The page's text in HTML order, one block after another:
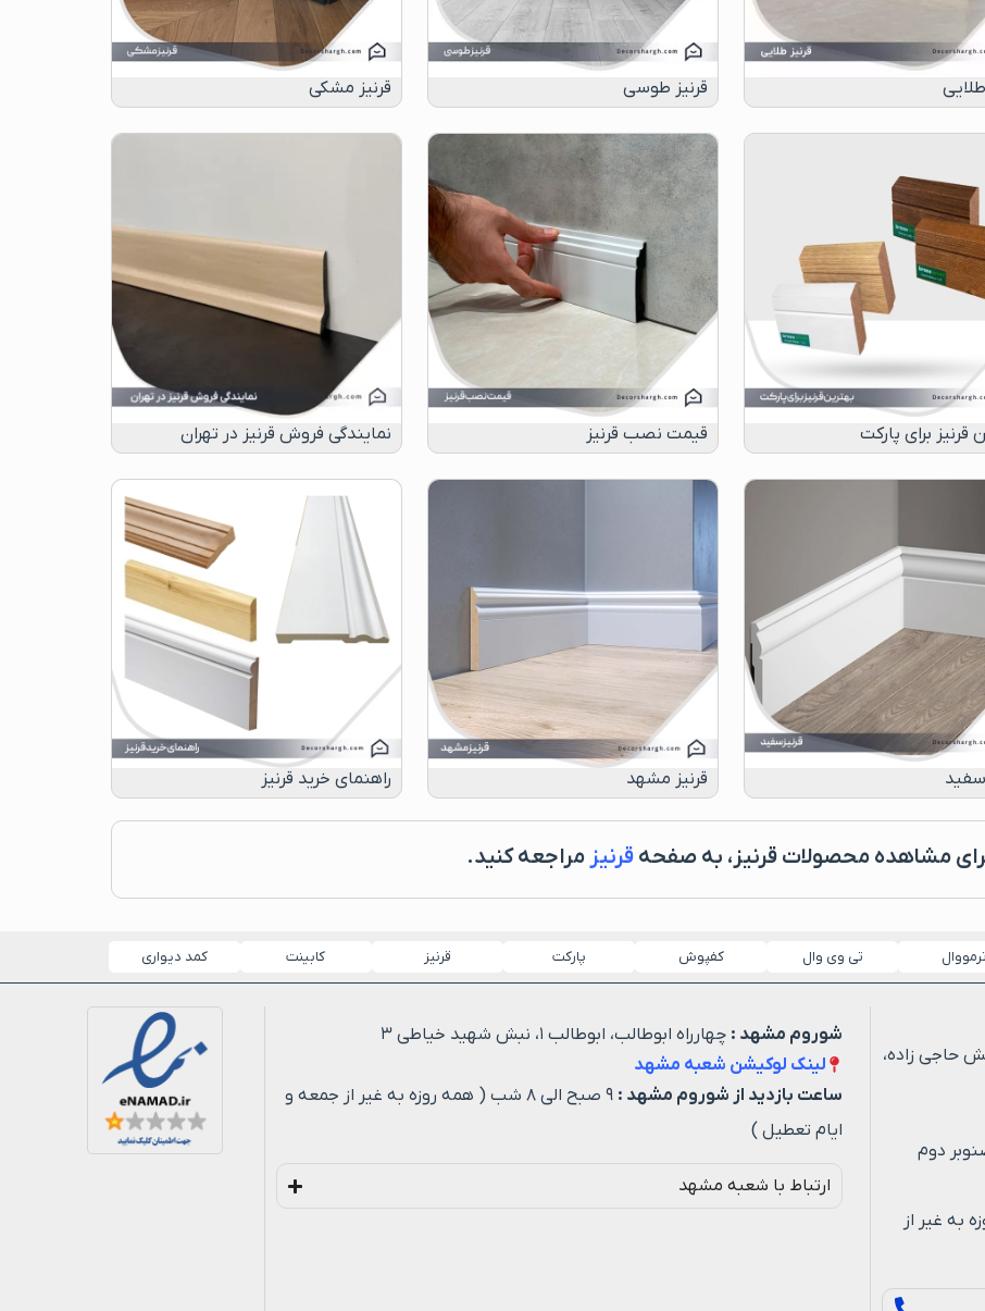
طلایی قرنیز طوسی قرنیز مشکی
قرنیز برای پارکت قیمت نصب قرنیز نمایندگی فروش قرنیز در تهران
سفید قرنیز مشهد راهنمای خرید قرنیز
مشاهده محصولات قرنیز، به صفحهقرنیزمراجعه کنید.
ترمووال تی وی وال کفپوش پارکت قرنیز کابینت کمد دیواری
حاجی زاده،
دوم
روزه به غیر از
شوروم مشهد : چهارراه ابوطالب، ابوطالب ۱، نبش شهید خیاطی ۳
لینک لوکیشن شعبه مشهد
ساعت بازدید از شوروم مشهد :
۹ صبح الی ۸ شب ( همه روزه به غیر از جمعه و
ایام تعطیل )
ارتباط با شعبه مشهد